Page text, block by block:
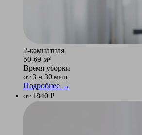
2-комнатная
50-69 м²
Время уборки
от 3 ч 30 мин
Подробнее →
от 1840 ₽